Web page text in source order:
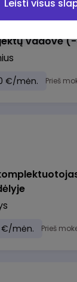
vadovė
€/mėn. Prieš
€/mėn. Prieš
Leisti visus